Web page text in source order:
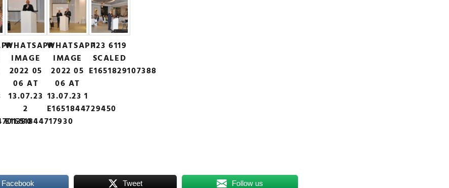
WHATSAPP
IMAGE
2022 05
06 AT
13.07.23
2
E1651844717930
WHATSAPP
IMAGE
2022 05
06 AT
13.07.23 1
E1651844729450
123 6119
SCALED
E1651829107388
Tweet Follow us